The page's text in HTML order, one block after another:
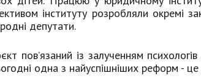
інституту розробляли окремі
депутати.
пов’язаний із залученням
одна з найуспішніших реформ - це